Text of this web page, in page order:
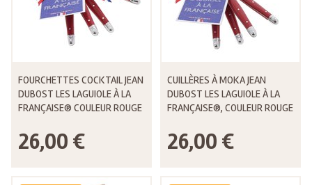
FOURCHETTES COCKTAIL JEAN
DUBOST LES LAGUIOLE À LA
FRANÇAISE® COULEUR ROUGE
26,00 €
CUILLÈRES À MOKA JEAN
DUBOST LES LAGUIOLE À LA
FRANÇAISE®, COULEUR ROUGE
26,00 €